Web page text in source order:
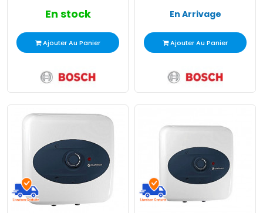
En stock
Ajouter Au Panier
En Arrivage
Ajouter Au Panier